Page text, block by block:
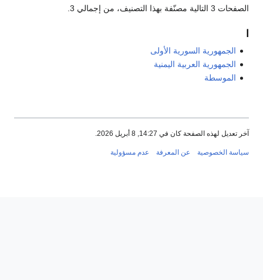
الصفحات 3 التالية مصنّفة بهذا التصنيف، من إجمالي 3.
الجمهورية السورية الأولى
الجمهورية العربية اليمنية
الموسطة
آخر تعديل لهذه الصفحة كان في 14:27, 8 أبريل 2026.
سياسة الخصوصية عن المعرفة عدم مسؤولية